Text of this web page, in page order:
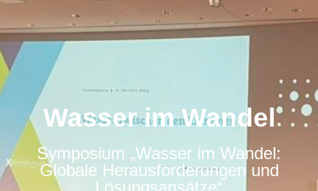
Wasser im Wandel
Symposium „Wasser im Wandel:
Globale Herausforderungen und